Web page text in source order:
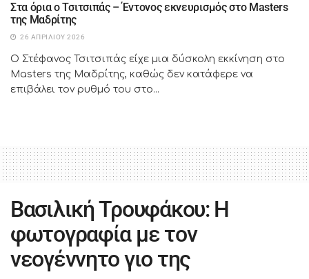
Στα όρια ο Τσιτσιπάς – Έντονος εκνευρισμός στο Masters
της Μαδρίτης
26 ΑΠΡΙΛΊΟΥ 2026
Ο Στέφανος Τσιτσιπάς είχε μια δύσκολη εκκίνηση στο
Masters της Μαδρίτης, καθώς δεν κατάφερε να
επιβάλει τον ρυθμό του στο...
Βασιλική Τρουφάκου: Η
φωτογραφία με τον
νεογέννητο γιο της